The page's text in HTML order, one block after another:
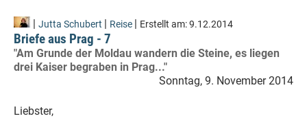
| Jutta Schubert | Reise | Erstellt am:9.12.2014
Briefe aus Prag - 7
"Am Grunde der Moldau wandern die Steine, es liegen
drei Kaiser begraben in Prag..."
Sonntag, 9. November 2014
Liebster,